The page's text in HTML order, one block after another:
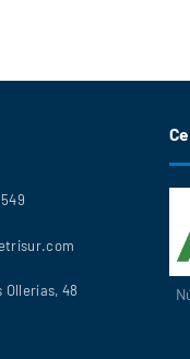
Ollerías, 48